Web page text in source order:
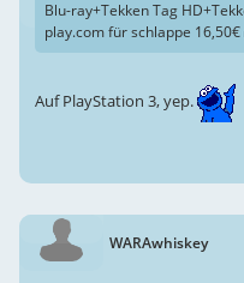
Blu-ray+Tekken Tag
play.com für schlappe 16,50€
Auf PlayStation 3, yep.
WARAwhiskey